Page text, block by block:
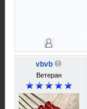
vbvb
Ветеран